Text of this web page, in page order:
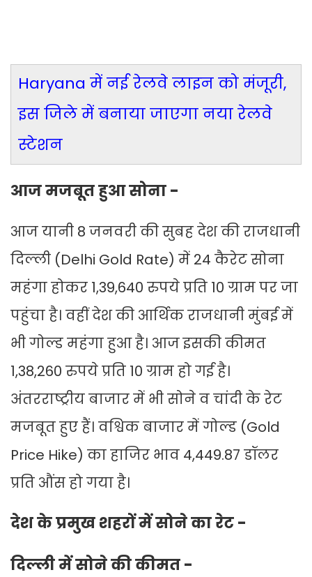
Haryana में नई रेलवे लाइन को मंजूरी,
इस जिले में बनाया जाएगा नया रेलवे
स्टेशन
आज मजबूत हुआ सोना -
आज यानी 8 जनवरी की सुबह देश की राजधानी
दिल्ली (Delhi Gold Rate) में 24 कैरेट सोना
महंगा होकर 1,39,640 रुपये प्रति 10 ग्राम पर जा
पहुंचा है। वहीं देश की आर्थिक राजधानी मुंबई में
भी गोल्ड महंगा हुआ है। आज इसकी कीमत
1,38,260 रुपये प्रति 10 ग्राम हो गई है।
अंतरराष्ट्रीय बाजार में भी सोने व चांदी के रेट
मजबूत हुए हैं। वश्विक बाजार में गोल्ड (Gold
Price Hike) का हाजिर भाव 4,449.87 डॉलर
प्रति औंस हो गया है।
देश के प्रमुख शहरों में सोने का रेट -
दिल्ली में सोने की कीमत -